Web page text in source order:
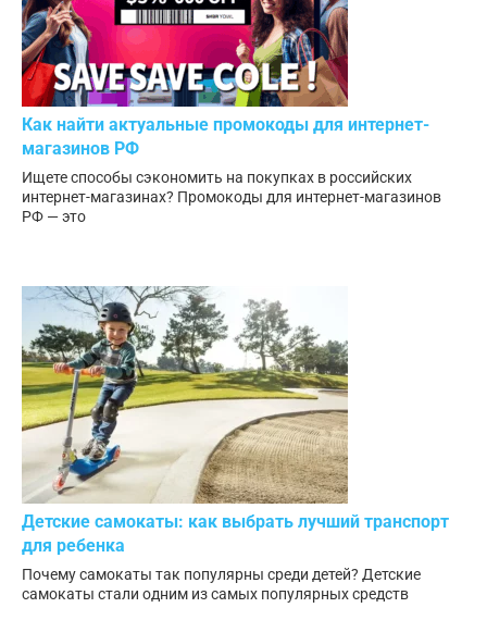
Как найти актуальные промокоды для интернет-
магазинов РФ
Ищете способы сэкономить на покупках в российских
интернет-магазинах? Промокоды для интернет-магазинов
РФ — это
Детские самокаты: как выбрать лучший транспорт
для ребенка
Почему самокаты так популярны среди детей? Детские
самокаты стали одним из самых популярных средств